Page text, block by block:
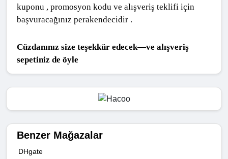
kuponu , promosyon kodu ve alışveriş teklifi için
başvuracağınız perakendecidir .
Cüzdanınız size teşekkür edecek—ve alışveriş
sepetiniz de öyle
Benzer Mağazalar
DHgate